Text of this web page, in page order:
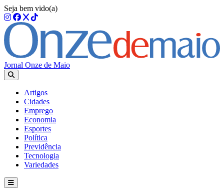
Seja bem vido(a)
Jornal Onze de Maio
Artigos
Cidades
Emprego
Economia
Esportes
Política
Previdência
Tecnologia
Variedades